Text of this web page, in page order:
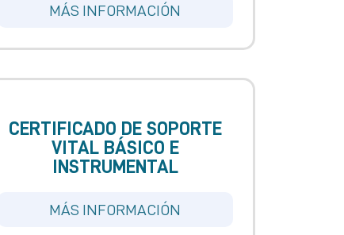
MÁS INFORMACIÓN
CERTIFICADO DE SOPORTE
VITAL BÁSICO E
INSTRUMENTAL
MÁS INFORMACIÓN